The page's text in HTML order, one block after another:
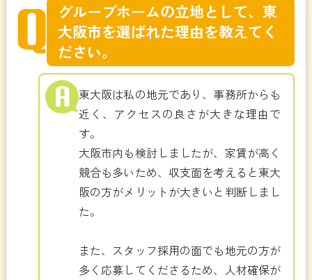
グループホームの立地として、東
大阪市を選ばれた理由を教えてく
ださい。
東大阪は私の地元であり、事務所からも
近く、アクセスの良さが大きな理由で
す。
大阪市内も検討しましたが、家賃が高く
競合も多いため、収支面を考えると東大
阪の方がメリットが大きいと判断しまし
た。
また、スタッフ採用の面でも地元の方が
多く応募してくださるため、人材確保が